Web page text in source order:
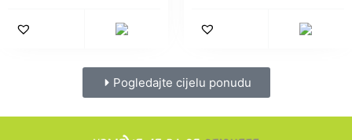
Pogledajte cijelu ponudu